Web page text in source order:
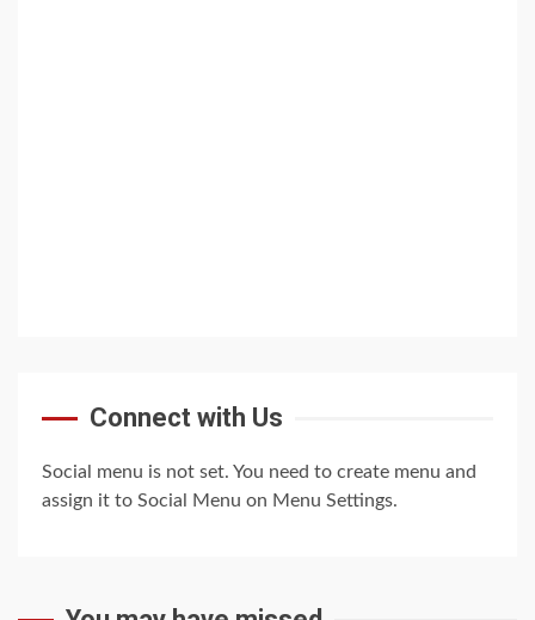
Connect with Us
Social menu is not set. You need to create menu and
assign it to Social Menu on Menu Settings.